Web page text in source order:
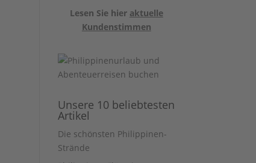
Lesen Sie hier aktuelle
Kundenstimmen
Unsere 10 beliebtesten
Artikel
Die schönsten Philippinen-
Strände